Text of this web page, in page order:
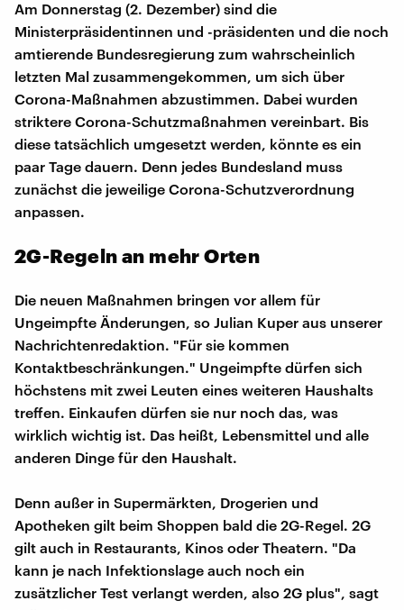
Am Donnerstag (2. Dezember) sind die
Ministerpräsidentinnen und -präsidenten und die noch
amtierende Bundesregierung zum wahrscheinlich
letzten Mal zusammengekommen, um sich über
Corona-Maßnahmen abzustimmen. Dabei wurden
striktere Corona-Schutzmaßnahmen vereinbart. Bis
diese tatsächlich umgesetzt werden, könnte es ein
paar Tage dauern. Denn jedes Bundesland muss
zunächst die jeweilige Corona-Schutzverordnung
anpassen.
2G-Regeln an mehr Orten
Die neuen Maßnahmen bringen vor allem für
Ungeimpfte Änderungen, so Julian Kuper aus unserer
Nachrichtenredaktion. "Für sie kommen
Kontaktbeschränkungen." Ungeimpfte dürfen sich
höchstens mit zwei Leuten eines weiteren Haushalts
treffen. Einkaufen dürfen sie nur noch das, was
wirklich wichtig ist. Das heißt, Lebensmittel und alle
anderen Dinge für den Haushalt.
Denn außer in Supermärkten, Drogerien und
Apotheken gilt beim Shoppen bald die 2G-Regel. 2G
gilt auch in Restaurants, Kinos oder Theatern. "Da
kann je nach Infektionslage auch noch ein
zusätzlicher Test verlangt werden, also 2G plus", sagt